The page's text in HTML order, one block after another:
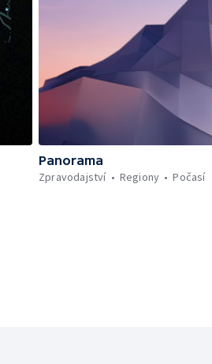
Panorama
Zpravodajství
Regiony Počasí